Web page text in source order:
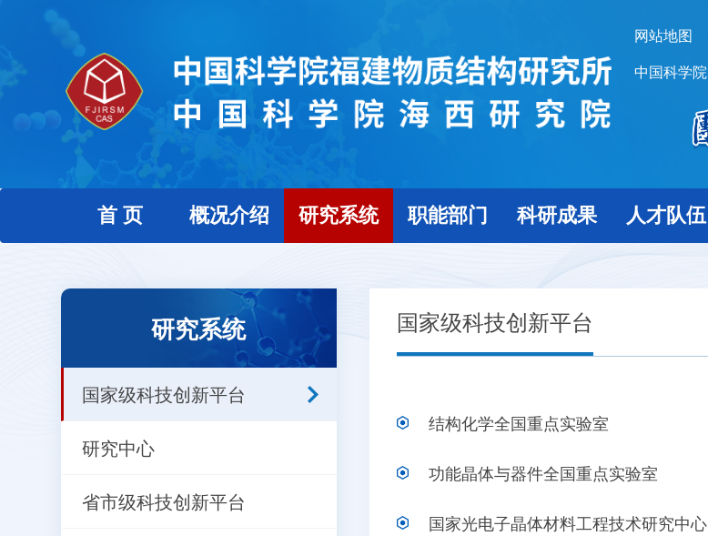
网站地图
中国科学院
首 页 概况介绍 研究系统 职能部门 科研成果 人才队伍
研究系统
国家级科技创新平台
研究中心
省市级科技创新平台
国家级科技创新平台
结构化学全国重点实验室
功能晶体与器件全国重点实验室
国家光电子晶体材料工程技术研究中心